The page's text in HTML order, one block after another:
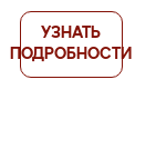
УЗНАТЬ
ПОДРОБНОСТИ